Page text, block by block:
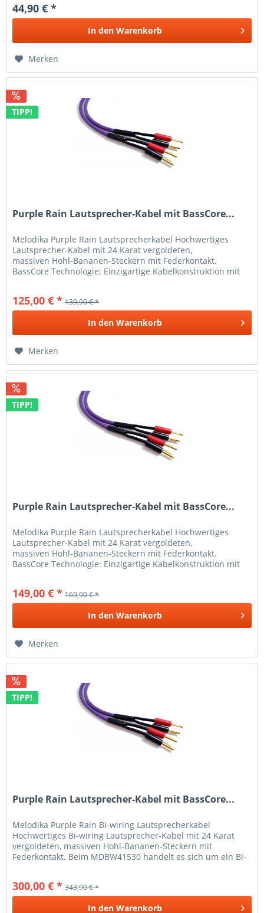
44,90 € *
In den Warenkorb
Merken
TIPP!
Purple Rain Lautsprecher-Kabel mit BassCore...
Melodika Purple Rain Lautsprecherkabel Hochwertiges
Lautsprecher-Kabel mit 24 Karat vergoldeten,
massiven Hohl-Bananen-Steckern mit Federkontakt.
BassCore Technologie: Einzigartige Kabelkonstruktion mit
125,00 € * 139,90 € *
In den Warenkorb
Merken
TIPP!
Purple Rain Lautsprecher-Kabel mit BassCore...
Melodika Purple Rain Lautsprecherkabel Hochwertiges
Lautsprecher-Kabel mit 24 Karat vergoldeten,
massiven Hohl-Bananen-Steckern mit Federkontakt.
BassCore Technologie: Einzigartige Kabelkonstruktion mit
149,00 € * 169,90 € *
In den Warenkorb
Merken
TIPP!
Purple Rain Lautsprecher-Kabel mit BassCore...
Melodika Purple Rain Bi-wiring Lautsprecherkabel
Hochwertiges Bi-wiring Lautsprecher-Kabel mit 24 Karat
vergoldeten, massiven Hohl-Bananen-Steckern mit
Federkontakt. Beim MDBW41530 handelt es sich um ein Bi-
300,00 € * 343,90 € *
In den Warenkorb